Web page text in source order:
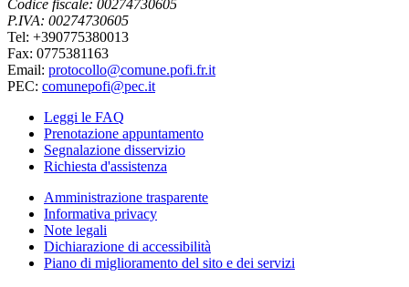
Codice fiscale: 00274730605
P.IVA: 00274730605
Tel: +390775380013
Fax: 0775381163
Email: protocollo@comune.pofi.fr.it
PEC: comunepofi@pec.it
Leggi le FAQ
Prenotazione appuntamento
Segnalazione disservizio
Richiesta d'assistenza
Amministrazione trasparente
Informativa privacy
Note legali
Dichiarazione di accessibilità
Piano di miglioramento del sito e dei servizi